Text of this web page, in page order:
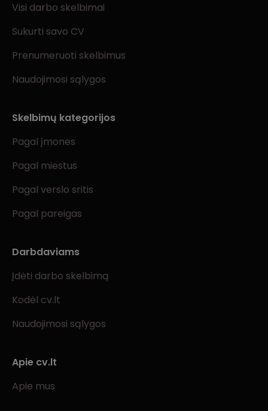
Visi darbo skelbimai
Sukurti savo CV
Prenumeruoti skelbimus
Naudojimosi sąlygos
Skelbimų kategorijos
Pagal įmones
Pagal miestus
Pagal verslo sritis
Pagal pareigas
Darbdaviams
Įdėti darbo skelbimą
Kodėl cv.lt
Naudojimosi sąlygos
Apie cv.lt
Apie mus